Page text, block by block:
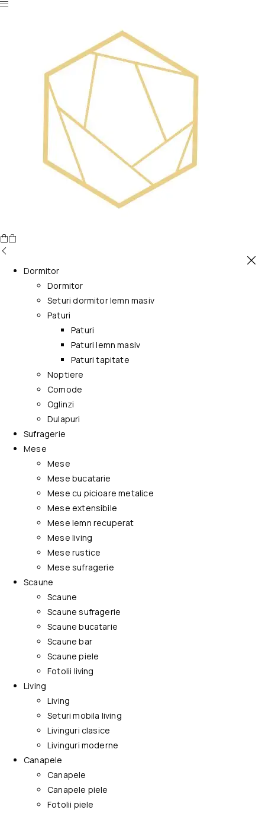
Dormitor
Dormitor
Seturi dormitor lemn masiv
Paturi
Paturi
Paturi lemn masiv
Paturi tapitate
Noptiere
Comode
Oglinzi
Dulapuri
Sufragerie
Mese
Mese
Mese bucatarie
Mese cu picioare metalice
Mese extensibile
Mese lemn recuperat
Mese living
Mese rustice
Mese sufragerie
Scaune
Scaune
Scaune sufragerie
Scaune bucatarie
Scaune bar
Scaune piele
Fotolii living
Living
Living
Seturi mobila living
Livinguri clasice
Livinguri moderne
Canapele
Canapele
Canapele piele
Fotolii piele